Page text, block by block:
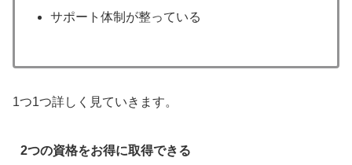
サポート体制が整っている
1つ1つ詳しく見ていきます。
2つの資格をお得に取得できる